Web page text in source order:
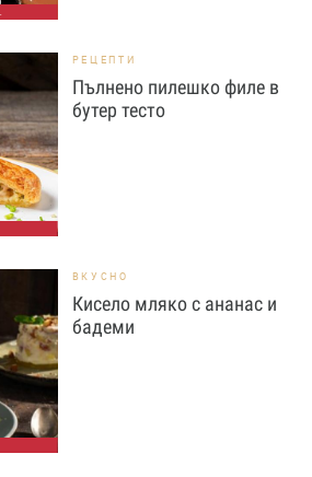
РЕЦЕПТИ
Пълнено пилешко филе в
бутер тесто
ВКУСНО
Кисело мляко с ананас и
бадеми